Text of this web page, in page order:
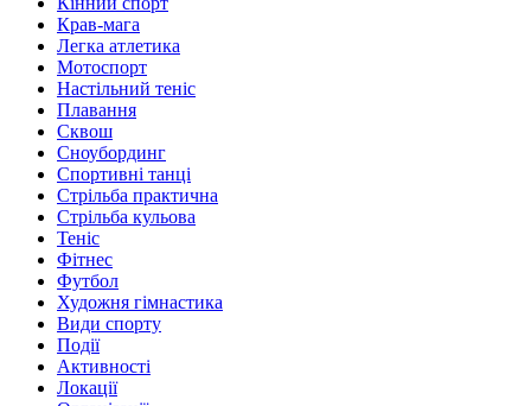
Крав-мага
Легка атлетика
Мотоспорт
Настільний теніс
Плавання
Сквош
Сноубординг
Спортивні танці
Стрільба практична
Стрільба кульова
Теніс
Фітнес
Футбол
Художня гімнастика
Види спорту
Події
Активності
Локації